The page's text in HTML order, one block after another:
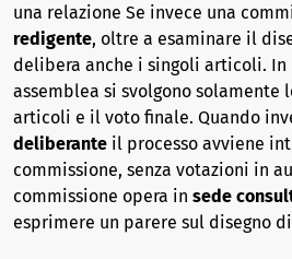
una relazione Se invece una
redigente, oltre a esaminare il
delibera anche i singoli articoli. In
assemblea si svolgono solamente
articoli e il voto finale. Quando
deliberante il processo avviene
commissione, senza votazioni in
commissione opera in sede
esprimere un parere sul disegno